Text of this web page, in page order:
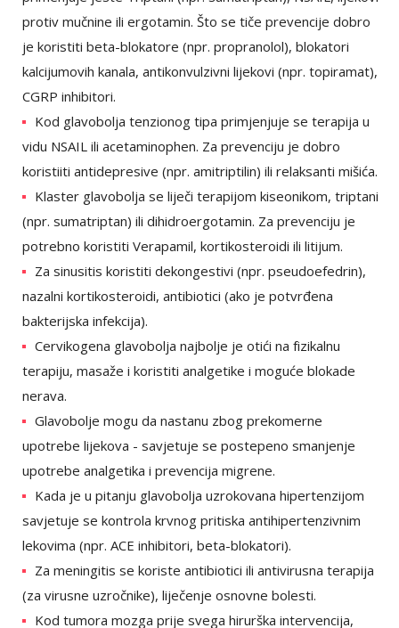
protiv mučnine ili ergotamin. Što se tiče prevencije dobro
je koristiti beta-blokatore (npr. propranolol), blokatori
kalcijumovih kanala, antikonvulzivni lijekovi (npr. topiramat),
CGRP inhibitori.
Kod glavobolja tenzionog tipa primjenjuje se terapija u
vidu NSAIL ili acetaminophen. Za prevenciju je dobro
koristiiti antidepresive (npr. amitriptilin) ili relaksanti mišića.
Klaster glavobolja se liječi terapijom kiseonikom, triptani
(npr. sumatriptan) ili dihidroergotamin. Za prevenciju je
potrebno koristiti Verapamil, kortikosteroidi ili litijum.
Za sinusitis koristiti dekongestivi (npr. pseudoefedrin),
nazalni kortikosteroidi, antibiotici (ako je potvrđena
bakterijska infekcija).
Cervikogena glavobolja najbolje je otići na fizikalnu
terapiju, masaže i koristiti analgetike i moguće blokade
nerava.
Glavobolje mogu da nastanu zbog prekomerne
upotrebe lijekova - savjetuje se postepeno smanjenje
upotrebe analgetika i prevencija migrene.
Kada je u pitanju glavobolja uzrokovana hipertenzijom
savjetuje se kontrola krvnog pritiska antihipertenzivnim
lekovima (npr. ACE inhibitori, beta-blokatori).
Za meningitis se koriste antibiotici ili antivirusna terapija
(za virusne uzročnike), liječenje osnovne bolesti.
Kod tumora mozga prije svega hirurška intervencija,